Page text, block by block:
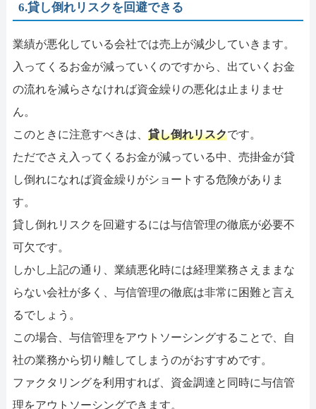
6.貸し倒れリスクを回避できる
業績が悪化している会社では売上が減少していきます。
入ってくるお金が減っていくのですから、出ていくお金
の流れを減らさなければ資金繰りの悪化は止まりませ
ん。
このときに注意すべきは、 貸し倒れリスクです。
ただでさえ入ってくるお金が減っている中、売掛金が貸
し倒れになれば資金繰りがショートする危険がありま
す。
貸し倒れリスクを回避するには与信管理の徹底が必要不
可欠です。
しかし上記の通り、業績悪化時には経理業務さえままな
らない会社が多く、与信管理の徹底は非常に困難と言え
るでしょう。
この場合、与信管理をアウトソーシングすることで、自
社の業務から切り離してしまうのがおすすめです。
ファクタリングを利用すれば、資金調達と同時に与信管
理をアウトソーシングできます。